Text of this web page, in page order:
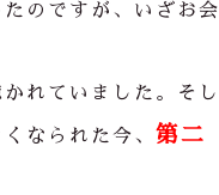
のですが、いざお会
れていました。そし
なられた今、 第二